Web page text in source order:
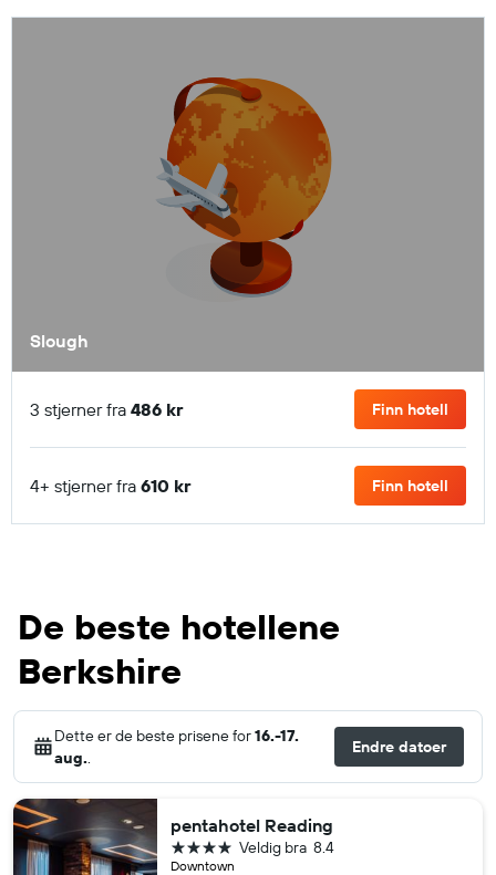
Slough
3 stjerner fra 486 kr Finn hotell
4+ stjerner fra 610 kr Finn hotell
De beste hotellene
Berkshire
Dette er de beste prisene for16.-17.
aug.
Endre datoer
pentahotel Reading
Downtown
8.4
Veldig bra
4 stjerner